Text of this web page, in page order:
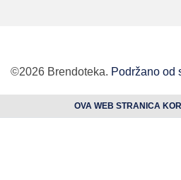
©2026 Brendoteka. Podržano od
OVA WEB STRANICA